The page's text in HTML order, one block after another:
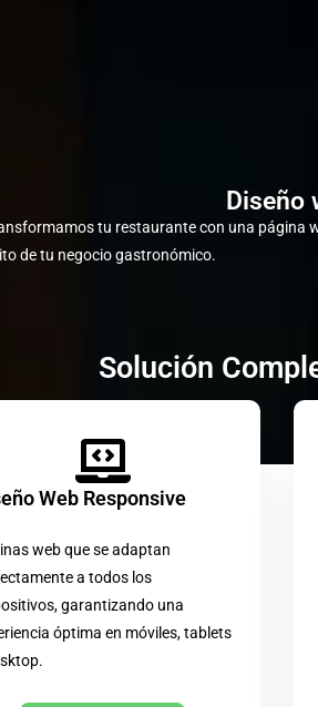
Diseño
tu restaurante con una página
de tu negocio gastronómico.
Solución
Web Responsive
web que se adaptan
a todos los
garantizando una
óptima en móviles, tablets